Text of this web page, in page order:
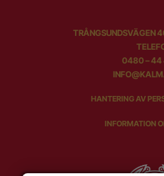
TRÅNGSUNDSVÄGEN
0480 – 44
HANTERING AV
INFORMATION